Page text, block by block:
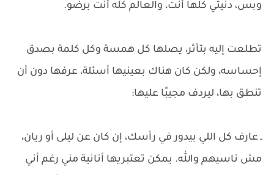
وبس، دنيتي كلها أنت، والعالم كله أنت برضو.
تطلعت إليه بتأثر، يصلها كل همسة وكل كلمة بصدق
إحساسه، ولكن كان هناك بعينيها أسئلة، عرفها دون أن
تنطق بها، ليردف مجيبًا عليها:
ـ عارف كل اللي بيدور في رأسك، إن كان عن ليلى أو ريان،
مش ناسيهم والله. يمكن تعتبريها أنانية مني رغم أني